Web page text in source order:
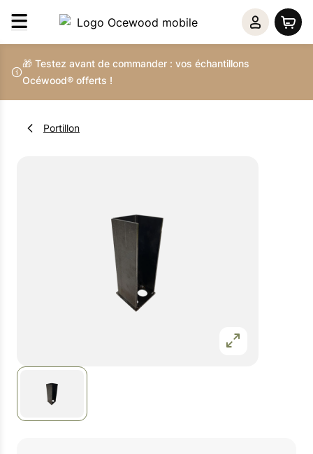
🎁 Testez avant de commander : vos échantillons
Océwood® offerts !
Portillon